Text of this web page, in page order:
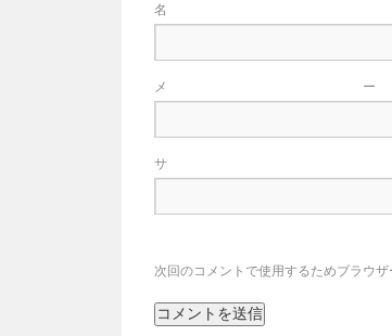
次回のコメントで使用するためブラウ